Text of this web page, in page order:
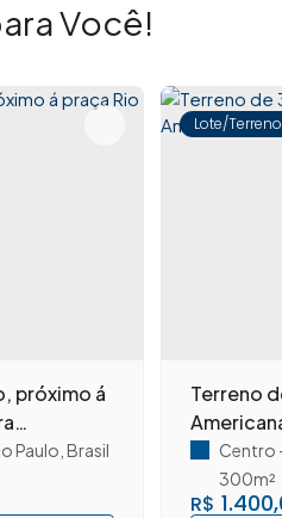
Você!
próximo á
Paulo ,Brasil
Lote/Terreno
Terreno
R$
Centro
300m²